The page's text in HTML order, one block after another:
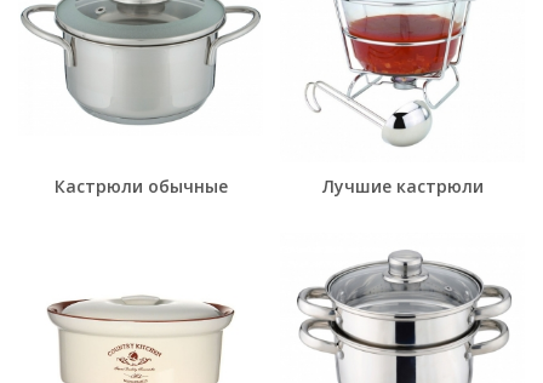
Кастрюли обычные Лучшие кастрюли